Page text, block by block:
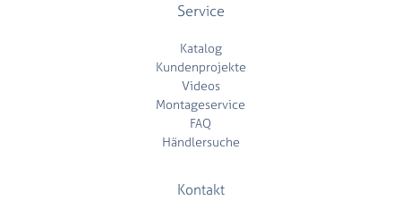
Service
Katalog
Kundenprojekte
Videos
Montageservice
FAQ
Händlersuche
Kontakt